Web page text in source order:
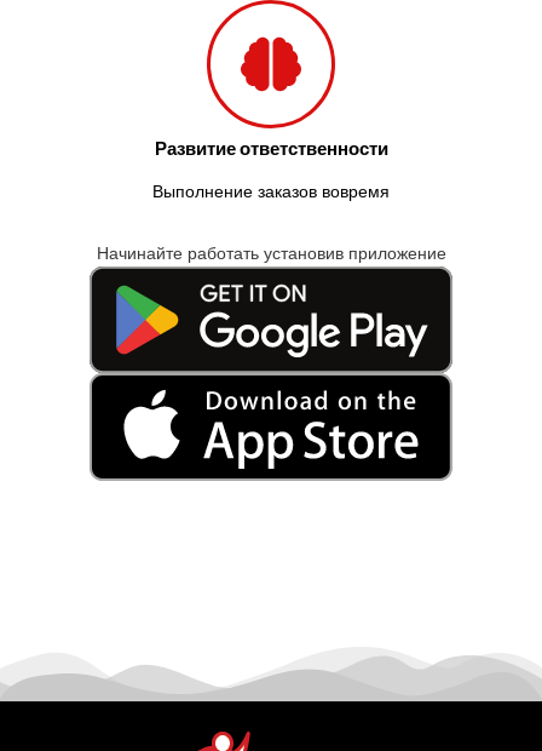
Развитие ответственности
Выполнение заказов вовремя
Начинайте работать установив приложение